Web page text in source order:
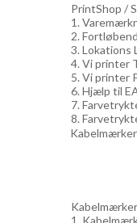
PrintShop /
1.
2.
3. Lokations
4. Vi printer
5. Vi printer
6. Hjælp til
7.
8.
Kabelmærker
1.